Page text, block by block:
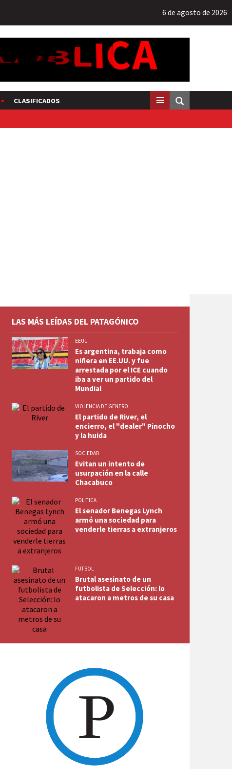
6 de agosto de 2026
CLASIFICADOS
LAS MÁS LEÍDAS DEL PATAGÓNICO
EEUU
Es argentina, trabaja como
niñera en EE.UU. y fue
arrestada por el ICE cuando
iba a ver un partido del
Mundial
VIOLENCIA DE GENERO
El partido de River, el
encierro, el "dealer" Pinocho
y la huida
SOCIEDAD
Evitan un intento de
usurpación en la calle
Chacabuco
POLITICA
El senador Benegas Lynch
armó una sociedad para
venderle tierras a extranjeros
FUTBOL
Brutal asesinato de un
futbolista de Selección: lo
atacaron a metros de su casa